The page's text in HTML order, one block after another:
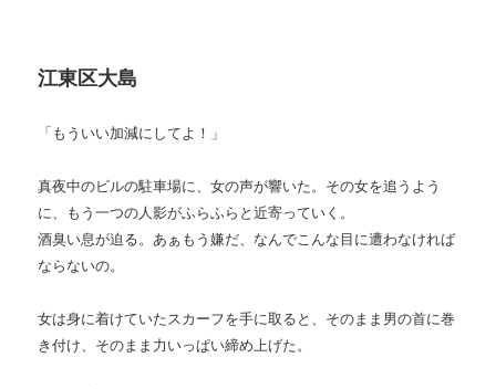
江東区大島
「もういい加減にしてよ！」
真夜中のビルの駐車場に、女の声が響いた。その女を追うよう
に、もう一つの人影がふらふらと近寄っていく。
酒臭い息が迫る。あぁもう嫌だ、なんでこんな目に遭わなければ
ならないの。
女は身に着けていたスカーフを手に取ると、そのまま男の首に巻
き付け、そのまま力いっぱい締め上げた。